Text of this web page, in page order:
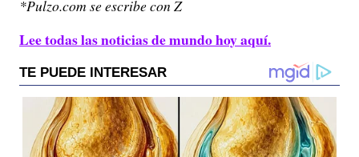
*Pulzo.com se escribe con Z
Lee todas las noticias de mundo hoy aquí.